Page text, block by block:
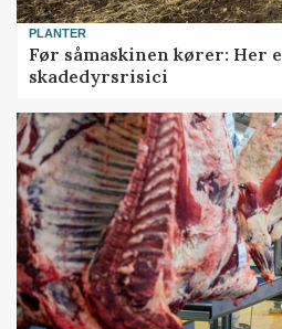
PLANTER
Før såmaskinen kører: Her
skadedyrsrisici